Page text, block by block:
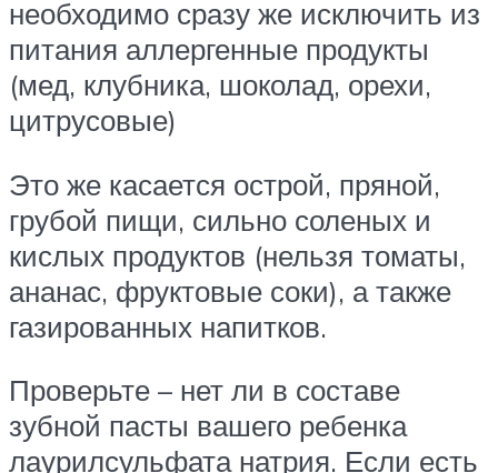
необходимо сразу же исключить из
питания аллергенные продукты
(мед, клубника, шоколад, орехи,
цитрусовые)
Это же касается острой, пряной,
грубой пищи, сильно соленых и
кислых продуктов (нельзя томаты,
ананас, фруктовые соки), а также
газированных напитков.
Проверьте – нет ли в составе
зубной пасты вашего ребенка
лаурилсульфата натрия. Если есть